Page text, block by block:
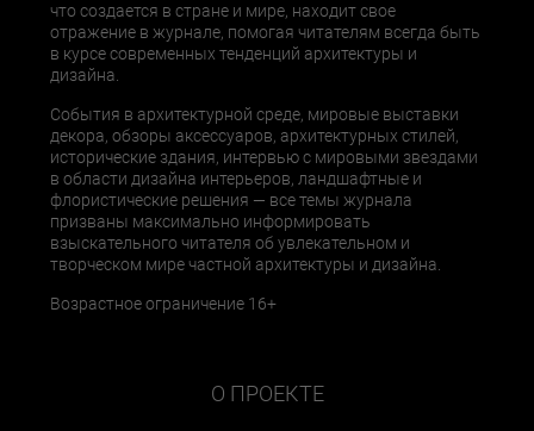
что создается в стране и мире, находит свое
отражение в журнале, помогая читателям всегда быть
в курсе современных тенденций архитектуры и
дизайна.
События в архитектурной среде, мировые выставки
декора, обзоры аксессуаров, архитектурных стилей,
исторические здания, интервью с мировыми звездами
в области дизайна интерьеров, ландшафтные и
флористические решения — все темы журнала
призваны максимально информировать
взыскательного читателя об увлекательном и
творческом мире частной архитектуры и дизайна.
Возрастное ограничение 16+
О ПРОЕКТЕ